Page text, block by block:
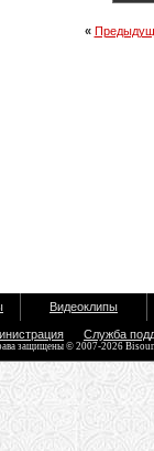
«
Видеоклипы
Служба
защищены © 2007-2026